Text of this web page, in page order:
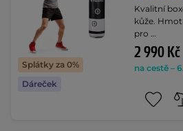
Splátky za 0%
Dáreček
Kvalitní
kůže.
pro …
2 990 Kč
na cestě –